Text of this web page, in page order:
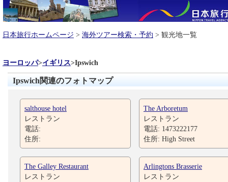
日本旅行ホームページ > 海外ツアー検索・予約 > 観光地一覧
ヨーロッパ>イギリス>Ipswich
Ipswich関連のフォトマップ
salthouse hotel
レストラン
電話:
住所:
The Arboretum
レストラン
電話: 1473222177
住所: High Street
The Galley Restaurant
レストラン
Arlingtons Brasserie
レストラン